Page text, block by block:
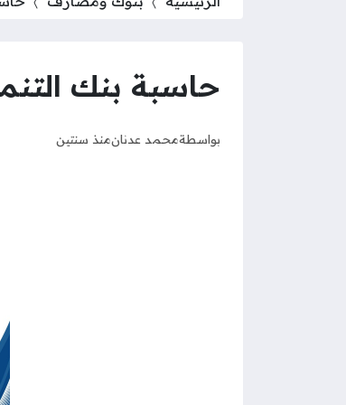
حاسبة بنك
بواسطةمحمد عدنانمنذ سنتين